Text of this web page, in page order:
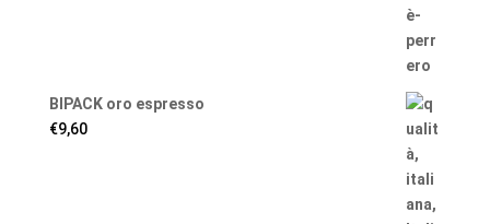
BIPACK oro espresso
€9,60